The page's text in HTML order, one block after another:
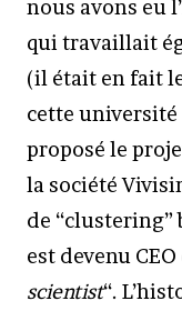
nous avons eu
qui travaillait
(il était en fait
cette université
proposé le
la société
de “clustering”
est devenu
scientist“.